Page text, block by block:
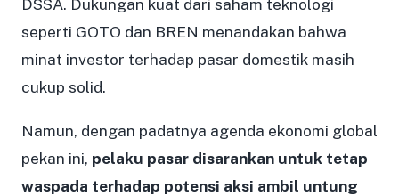
DSSA. Dukungan kuat dari saham teknologi
seperti GOTO dan BREN menandakan bahwa
minat investor terhadap pasar domestik masih
cukup solid.
Namun, dengan padatnya agenda ekonomi global
pekan ini, pelaku pasar disarankan untuk tetap
waspada terhadap potensi aksi ambil untung